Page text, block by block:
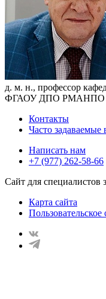
д. м. н., профессор
ФГАОУ ДПО РМАНПО
Контакты
Часто задаваемые
Написать нам
+7 (977) 262-58-66
Сайт для специалистов
Карта сайта
Пользовательское